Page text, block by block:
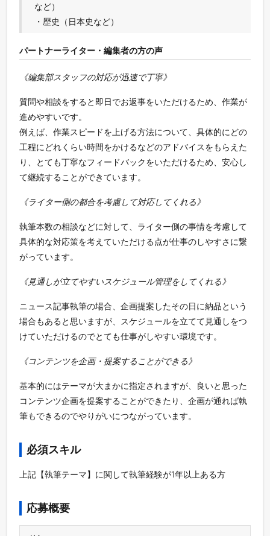
など）
・歴史（日本史など）
パートナーライター・編集者の方の声
《編集部スタッフの対応が迅速で丁寧》
質問や相談をすると即日でお返事をいただけるため、作業が
進めやすいです。
例えば、作業スピードを上げる方法について、具体的にどの
工程にどれくらい時間をかけるなどのアドバイスをもらえた
り、とても丁寧なフィードバックをいただけるため、安心し
て継続することができています。
《ライター側の都合を考慮して対応してくれる》
執筆本数の相談などに対して、ライター側の事情を考慮して
具体的な対応策を考えていただける点が仕事のしやすさに繋
がっています。
《見通しが立てやすいスケジュール管理をしてくれる》
ニュース記事執筆の場合、企画提案したその日に納品という
場合もあると思いますが、スケジュールを立てて見通しをつ
けていただけるのでとても仕事がしやすい環境です。
《コンテンツを企画・提案することができる》
基本的にはテーマが大まかに指定されますが、良いと思った
コンテンツ企画を提案することができたり、企画が通れば執
筆もできるのでやりがいにつながっています。
必須スキル
上記【執筆テーマ】に関して執筆経験が1年以上ある方
応募概要